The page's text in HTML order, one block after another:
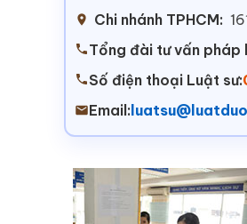
Chi nhánh TPHCM:
Tổng đài tư vấn pháp
Số điện thoại Luật sư:
Email: